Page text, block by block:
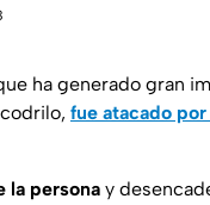
ha generado gran
fue atacado
la persona y